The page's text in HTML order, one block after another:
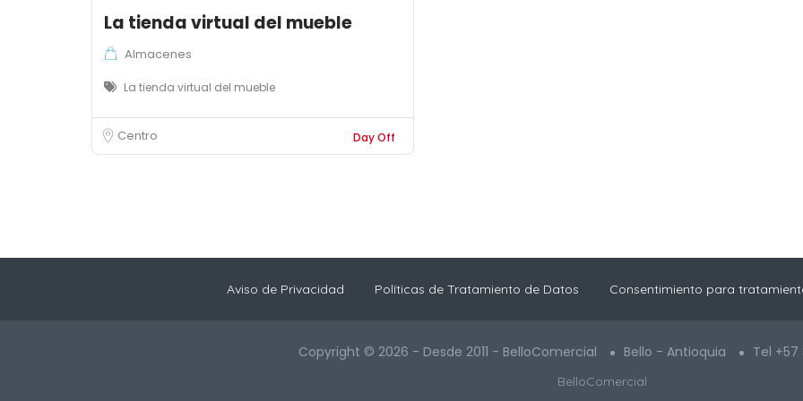
La tienda virtual del mueble
Almacenes
La tienda virtual del mueble
Centro Day Off
Aviso de Privacidad Políticas de Tratamiento de Datos Consentimiento para
Copyright © 2026 - Desde 2011 - BelloComercial Bello - Antioquia Tel +57
BelloComercial